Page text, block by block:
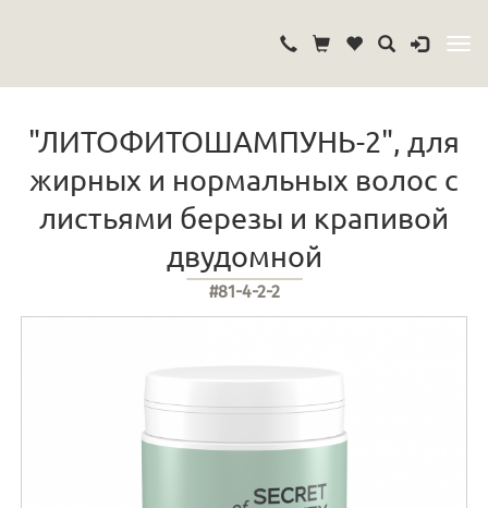
"ЛИТОФИТОШАМПУНЬ-2", для
жирных и нормальных волос с
листьями березы и крапивой
двудомной
#81-4-2-2